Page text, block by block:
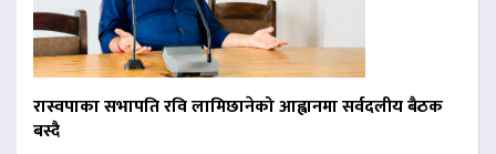
रास्वपाका सभापति रवि लामिछानेको आह्वानमा सर्वदलीय बैठक
बस्दै